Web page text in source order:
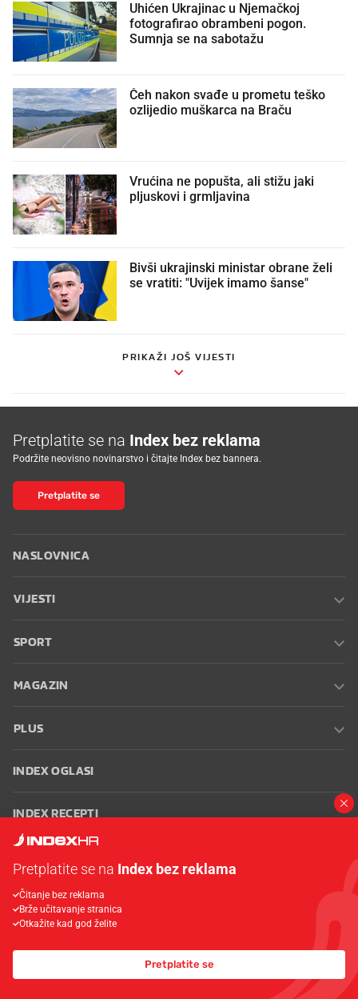
Uhićen Ukrajinac u Njemačkoj
fotografirao obrambeni pogon.
Sumnja se na sabotažu
Čeh nakon svađe u prometu teško
ozlijedio muškarca na Braču
Vrućina ne popušta, ali stižu jaki
pljuskovi i grmljavina
Bivši ukrajinski ministar obrane želi
se vratiti: "Uvijek imamo šanse"
PRIKAŽI JOŠ VIJESTI
Pretplatite se na Index bez reklama
Podržite neovisno novinarstvo i čitajte Index bez bannera.
Pretplatite se
NASLOVNICA
VIJESTI
SPORT
MAGAZIN
PLUS
INDEX OGLASI
INDEX RECEPTI
Oglašavanje Zaposli se na Indexu
korištenja
Postavke kolačića
© 2026 Index
Pretplatite se na Index bez reklama
Čitanje bez reklama
Brže učitavanje stranica
Otkažite kad god želite
Pretplatite se